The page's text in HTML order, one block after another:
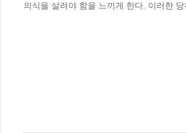
의식을 살려야 함을 느끼게 한다. 이러한